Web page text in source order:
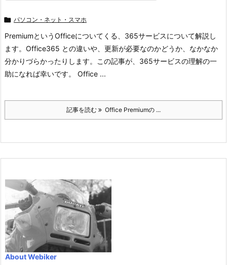
 パソコン・ネット・スマホ
PremiumというOfficeについてくる、365サービスについて解説し
ます。Office365 との違いや、更新が必要なのかどうか、なかなか
分かりづらかったりします。この記事が、365サービスの理解の一
助になれば幸いです。 Office ...
記事を読む Office Premiumの ...
About Webiker